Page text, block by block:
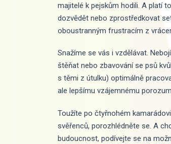
majitelé k pejskům hodili. A platí
dozvědět nebo zprostředkovat
oboustranným frustracím z
Snažíme se vás i vzdělávat.
štěňat nebo zbavování se psů
s těmi z útulku) optimálně
ale lepšímu vzájemnému
Toužíte po čtyřnohém
svěřenců, porozhlédněte se. A
budoucnost, podívejte se na